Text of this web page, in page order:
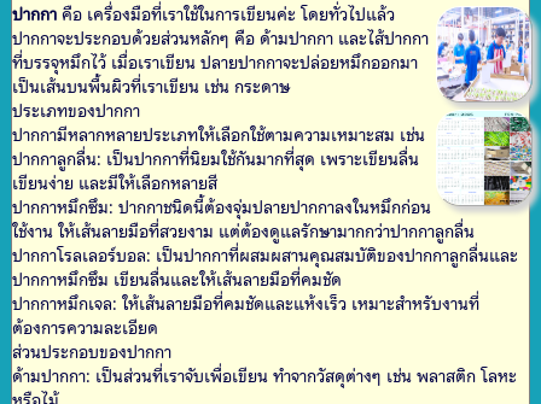
ปากกาคือ เครื่องมือที่เราใช้ในการเขียนค่ะ โดยทั่วไปแล้ว
ปากกาจะประกอบด้วยส่วนหลักๆ คือ ด้ามปากกา และไส้ปากกา
ที่บรรจุหมึกไว้ เมื่อเราเขียน ปลายปากกาจะปล่อยหมึกออกมา
เป็นเส้นบนพื้นผิวที่เราเขียน เช่น กระดาษ
ประเภทของปากกา
ปากกามีหลากหลายประเภทให้เลือกใช้ตามความเหมาะสม เช่น
ปากกาลูกลื่น: เป็นปากกาที่นิยมใช้กันมากที่สุด เพราะเขียนลื่น
เขียนง่าย และมีให้เลือกหลายสี
ปากกาหมึกซึม: ปากกาชนิดนี้ต้องจุ่มปลายปากกาลงในหมึกก่อน
ใช้งาน ให้เส้นลายมือที่สวยงาม แต่ต้องดูแลรักษามากกว่าปากกาลูกลื่น
ปากกาโรลเลอร์บอล: เป็นปากกาที่ผสมผสานคุณสมบัติของปากกาลูกลื่นและ
ปากกาหมึกซึม เขียนลื่นและให้เส้นลายมือที่คมชัด
ปากกาหมึกเจล: ให้เส้นลายมือที่คมชัดและแห้งเร็ว เหมาะสำหรับงานที่
ต้องการความละเอียด
ส่วนประกอบของปากกา
ด้ามปากกา: เป็นส่วนที่เราจับเพื่อเขียน ทำจากวัสดุต่างๆ เช่น พลาสติก โลหะ